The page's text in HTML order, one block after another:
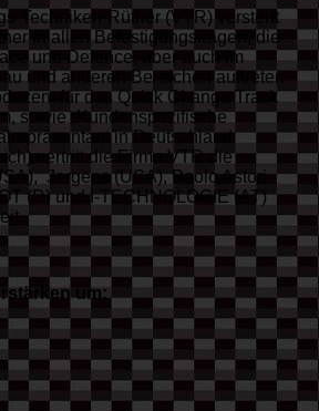
Techniken-Rüther (VTR) versteht
in allen Befestigungsfragen, die
und Defence, aber auch im
und anderen Bereichen auftreten
für das Quick Change Track
sowie „Kundenspezifische
in Deutschland
vertritt die Firma VTR die
Jergens (USA), Paolo Astori
(D) und I-TECHNOLOGIE (AT)
um: